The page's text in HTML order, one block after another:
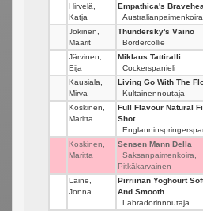
Hirvelä,
Katja
Empathica's
Australianpaimenkoira
Jokinen,
Maarit
Thundersky's Väinö
Bordercollie
Järvinen,
Eija
Miklaus Tattiralli
Cockerspanieli
Kausiala,
Mirva
Living Go With The
Kultainennoutaja
Koskinen,
Maritta
Full Flavour Natural
Shot
Koskinen,
Maritta
Sensen Mann Della
Saksanpaimenkoira,
Pitkäkarvainen
Laine,
Jonna
Pirriinan Yoghourt
And Smooth
Labradorinnoutaja